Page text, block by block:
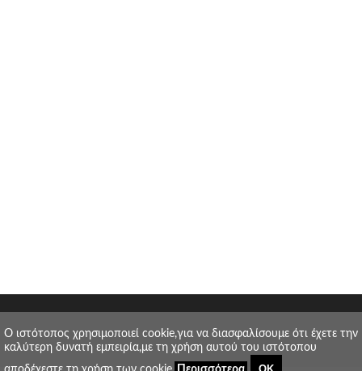
O ιστότοπος χρησιμοποιεί cookie,για να διασφαλίσουμε ότι έχετε την
καλύτερη δυνατή εμπειρία,με τη χρήση αυτού του ιστότοπου